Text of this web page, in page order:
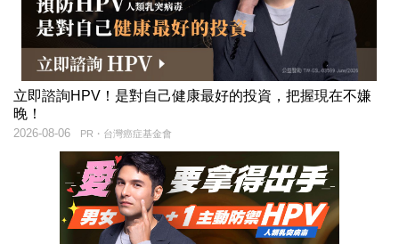
立即諮詢HPV！是對自己健康最好的投資，把握現在不嫌
晚！
PR・台灣癌症基金會
2026-08-06